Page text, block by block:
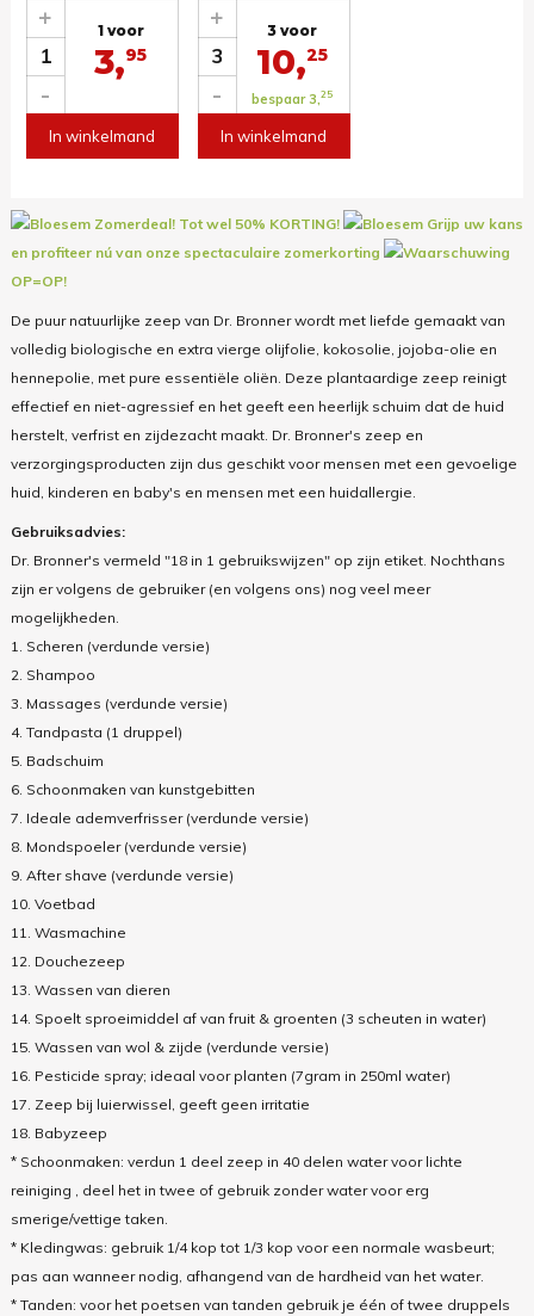
1
-
+ 1 voor
3,95
In winkelmand
3
-
+ 3 voor
10,25
bespaar 3,25
In winkelmand
Zomerdeal! Tot wel 50% KORTING!
Grijp uw kans
en profiteer nú van onze spectaculaire zomerkorting
OP=OP!
De puur natuurlijke zeep van Dr. Bronner wordt met liefde gemaakt van
volledig biologische en extra vierge olijfolie, kokosolie, jojoba-olie en
hennepolie, met pure essentiële oliën. Deze plantaardige zeep reinigt
effectief en niet-agressief en het geeft een heerlijk schuim dat de huid
herstelt, verfrist en zijdezacht maakt. Dr. Bronner's zeep en
verzorgingsproducten zijn dus geschikt voor mensen met een gevoelige
huid, kinderen en baby's en mensen met een huidallergie.
Gebruiksadvies:
Dr. Bronner's vermeld "18 in 1 gebruikswijzen" op zijn etiket. Nochthans
zijn er volgens de gebruiker (en volgens ons) nog veel meer
mogelijkheden.
1. Scheren (verdunde versie)
2. Shampoo
3. Massages (verdunde versie)
4. Tandpasta (1 druppel)
5. Badschuim
6. Schoonmaken van kunstgebitten
7. Ideale ademverfrisser (verdunde versie)
8. Mondspoeler (verdunde versie)
9. After shave (verdunde versie)
10. Voetbad
11. Wasmachine
12. Douchezeep
13. Wassen van dieren
14. Spoelt sproeimiddel af van fruit & groenten (3 scheuten in water)
15. Wassen van wol & zijde (verdunde versie)
16. Pesticide spray; ideaal voor planten (7gram in 250ml water)
17. Zeep bij luierwissel, geeft geen irritatie
18. Babyzeep
* Schoonmaken: verdun 1 deel zeep in 40 delen water voor lichte
reiniging , deel het in twee of gebruik zonder water voor erg
smerige/vettige taken.
* Kledingwas: gebruik 1/4 kop tot 1/3 kop voor een normale wasbeurt;
pas aan wanneer nodig, afhangend van de hardheid van het water.
* Tanden: voor het poetsen van tanden gebruik je één of twee druppels